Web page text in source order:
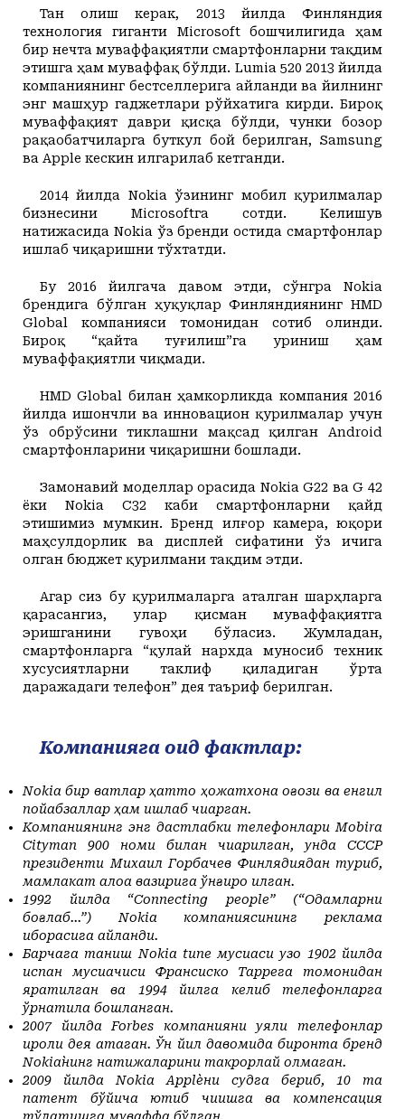
Тан олиш керак, 2013 йилда Финляндия
технология гиганти Microsoft бошчилигида ҳам
бир нечта муваффақиятли смартфонларни тақдим
этишга ҳам муваффақ бўлди. Lumia 520 2013 йилда
компаниянинг бестселлерига айланди ва йилнинг
энг машҳур гаджетлари рўйхатига кирди. Бироқ
муваффақият даври қисқа бўлди, чунки бозор
рақаобатчиларга буткул бой берилган, Samsung
ва Apple кескин илгарилаб кетганди.
2014 йилда Nokia ўзининг мобил қурилмалар
бизнесини Microsoftга сотди. Келишув
натижасида Nokia ўз бренди остида смартфонлар
ишлаб чиқаришни тўхтатди.
Бу 2016 йилгача давом этди, сўнгра Nokia
брендига бўлган ҳуқуқлар Финляндиянинг HMD
Global компанияси томонидан сотиб олинди.
Бироқ “қайта туғилиш”га уриниш ҳам
муваффақиятли чиқмади.
HMD Global билан ҳамкорликда компания 2016
йилда ишончли ва инновацион қурилмалар учун
ўз обрўсини тиклашни мақсад қилган Android
смартфонларини чиқаришни бошлади.
Замонавий моделлар орасида Nokia G22 ва G 42
ёки Nokia C32 каби смартфонларни қайд
этишимиз мумкин. Бренд илғор камера, юқори
маҳсулдорлик ва дисплей сифатини ўз ичига
олган бюджет қурилмани тақдим этди.
Агар сиз бу қурилмаларга аталган шарҳларга
қарасангиз, улар қисман муваффақиятга
эришганини гувоҳи бўласиз. Жумладан,
смартфонларга “қулай нархда муносиб техник
хусусиятларни таклиф қиладиган ўрта
даражадаги телефон” дея таъриф берилган.
Компанияга оид фактлар:
Nokia бир вақтлар ҳатто ҳожатхона қоғози ва енгил
пойабзаллар ҳам ишлаб чиқарган.
Компаниянинг энг дастлабки телефонлари Mobira
Cityman 900 номи билан чиқарилган, унда СССР
президенти Михаил Горбачев Финлядиядан туриб,
мамлакат алоқа вазирига қўнғироқ қилган.
1992 йилда “Connecting people” (“Одамларни
боғлаб...”) Nokia компаниясининг реклама
иборасига айланди.
Барчага таниш Nokia tune мусиқаси узоқ 1902 йилда
испан мусиқачиси Франсиско Таррега томонидан
яратилган ва 1994 йилга келиб телефонларга
ўрнатила бошланган.
2007 йилда Forbes
компанияни уяли телефонлар
қироли дея атаган. Ўн йил давомида биронта бренд
Nokiaнинг натижаларини такрорлай олмаган.
2009 йилда Nokia Apple`ни судга бериб, 10 та
патент бўйича ютиб чиқишга ва компенсация
тўлатишга муваффақ бўлган.